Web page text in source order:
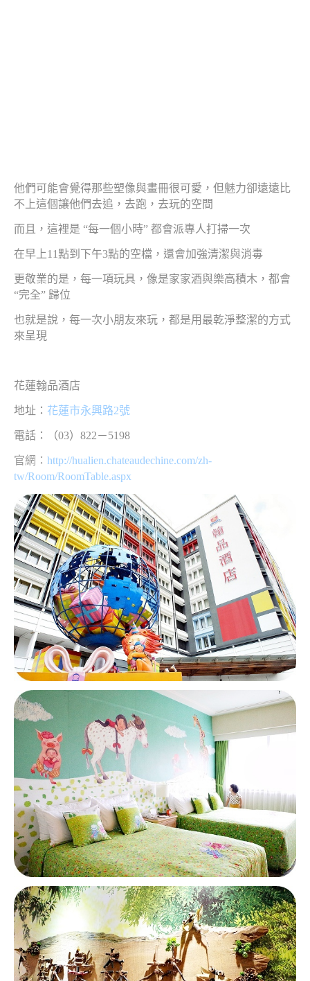
他們可能會覺得那些塑像與畫冊很可愛，但魅力卻遠遠比
不上這個讓他們去追，去跑，去玩的空間
而且，這裡是 “每一個小時” 都會派專人打掃一次
在早上11點到下午3點的空檔，還會加強清潔與消毒
更敬業的是，每一項玩具，像是家家酒與樂高積木，都會
“完全” 歸位
也就是說，每一次小朋友來玩，都是用最乾淨整潔的方式
來呈現
花蓮翰品酒店
地址： 花蓮市永興路2號
電話：（03）822－5198
官網： http://hualien.chateaudechine.com/zh-
tw/Room/RoomTable.aspx